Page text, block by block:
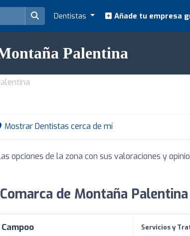
Dentistas Añade tu empresa
Palentina
Mostrar Dentistas cerca de mí
opciones de la zona con sus valoraciones y
de Montaña Palentina
Servicios y